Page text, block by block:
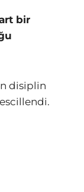
bir
disiplin